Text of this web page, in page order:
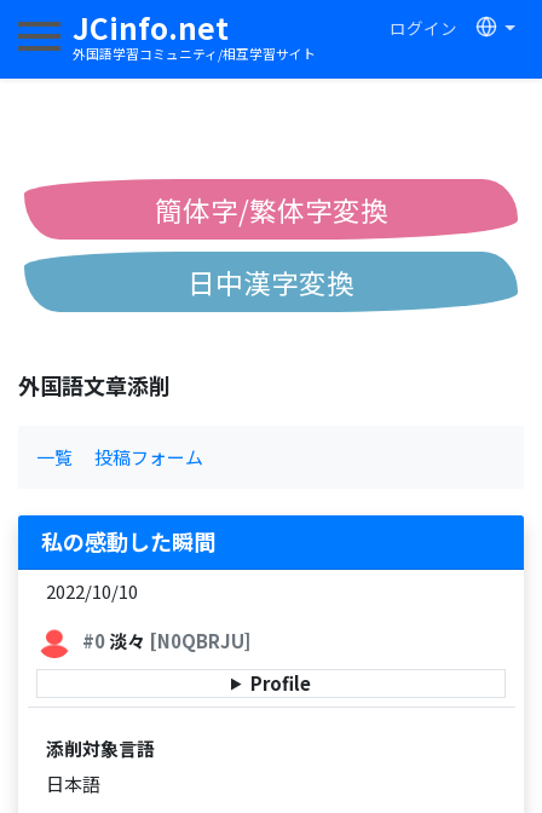
JCinfo.net
外国語学習コミュニティ/相互学習サイト
ログイン
ナビゲーションを切り替える
簡体字/繁体字変換
日中漢字変換
外国語文章添削
一覧 投稿フォーム
私の感動した瞬間
2022/10/10
#0淡々 [N0QBRJU]
Profile
添削対象言語
日本語